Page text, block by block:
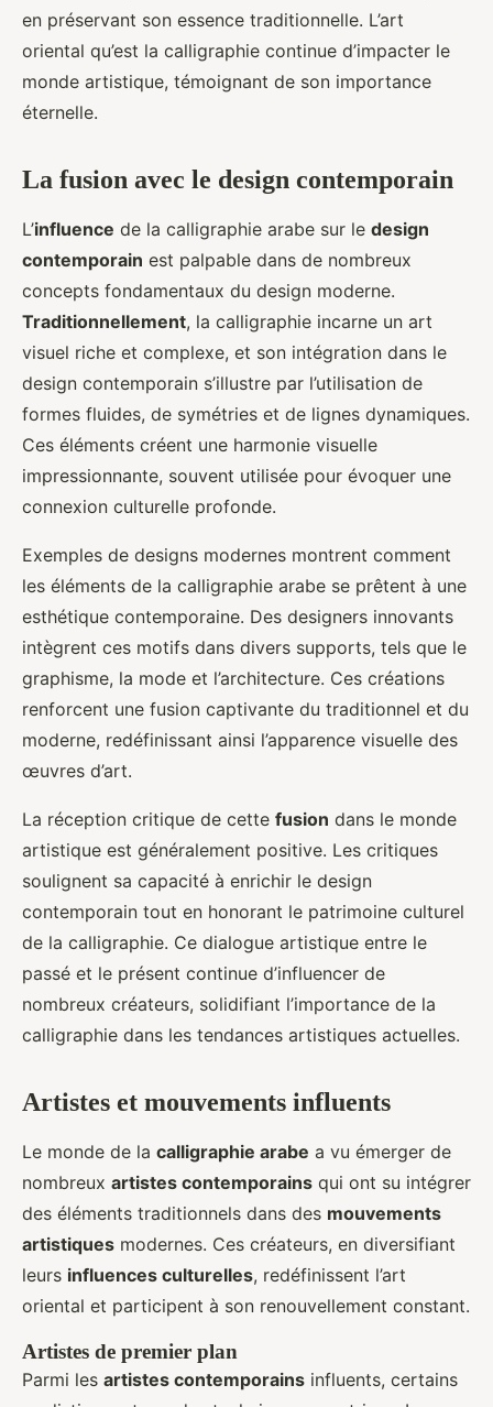
en préservant son essence traditionnelle. L’art
oriental qu’est la calligraphie continue d’impacter le
monde artistique, témoignant de son importance
éternelle.
La fusion avec le design contemporain
L’influence de la calligraphie arabe sur le design
contemporain est palpable dans de nombreux
concepts fondamentaux du design moderne.
Traditionnellement, la calligraphie incarne un art
visuel riche et complexe, et son intégration dans le
design contemporain s’illustre par l’utilisation de
formes fluides, de symétries et de lignes dynamiques.
Ces éléments créent une harmonie visuelle
impressionnante, souvent utilisée pour évoquer une
connexion culturelle profonde.
Exemples de designs modernes montrent comment
les éléments de la calligraphie arabe se prêtent à une
esthétique contemporaine. Des designers innovants
intègrent ces motifs dans divers supports, tels que le
graphisme, la mode et l’architecture. Ces créations
renforcent une fusion captivante du traditionnel et du
moderne, redéfinissant ainsi l’apparence visuelle des
œuvres d’art.
La réception critique de cette fusion dans le monde
artistique est généralement positive. Les critiques
soulignent sa capacité à enrichir le design
contemporain tout en honorant le patrimoine culturel
de la calligraphie. Ce dialogue artistique entre le
passé et le présent continue d’influencer de
nombreux créateurs, solidifiant l’importance de la
calligraphie dans les tendances artistiques actuelles.
Artistes et mouvements influents
Le monde de la calligraphie arabe a vu émerger de
nombreux artistes contemporains qui ont su intégrer
des éléments traditionnels dans des mouvements
artistiques modernes. Ces créateurs, en diversifiant
leurs influences culturelles, redéfinissent l’art
oriental et participent à son renouvellement constant.
Artistes de premier plan
Parmi les artistes contemporains influents, certains